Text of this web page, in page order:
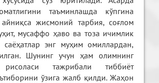
таъминлашда кўпгина
жисмоний тарбия, соғлом
мусаффо ҳаво ва тоза ичимлик
энг муҳим омиллардан,
Шунинг учун ҳам олимнинг
рисоласи тажрибали тиббиёт
ўзига жалб қилди. Жаҳон